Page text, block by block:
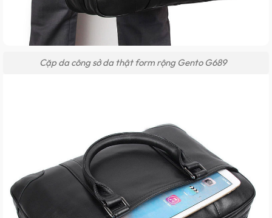
Cặp da công sở da thật form rộng Gento G689